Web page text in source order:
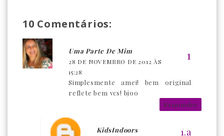
10 Comentários:
Uma Parte De Mim
28 DE NOVEMBRO DE 2012 ÀS
15:28
Simplesmente amei! bem original
reflete bem vcs! bjoo
Responder
KidsIndoors